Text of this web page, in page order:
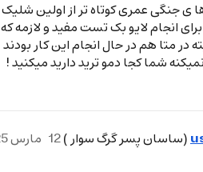
ی جنگی عمری کوتاه تر از اولین شلیک
در متا هم در حال انجام این کار بودند
شما کجا دمو ترید دارید میکنید !
(ساسان پسر گرگ سوار ) مارس 25، 2026، 9:10ب.ظ 12